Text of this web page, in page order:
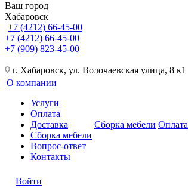
Ваш город
Хабаровск
+7 (4212) 66-45-00
+7 (4212) 66-45-00
+7 (909) 823-45-00
г. Хабаровск, ул. Волочаевская улица, 8 к1
О компании
Услуги
Оплата
Доставка
Сборка мебели
Вопрос-ответ
Контакты
Сборка мебели Оплата
Войти